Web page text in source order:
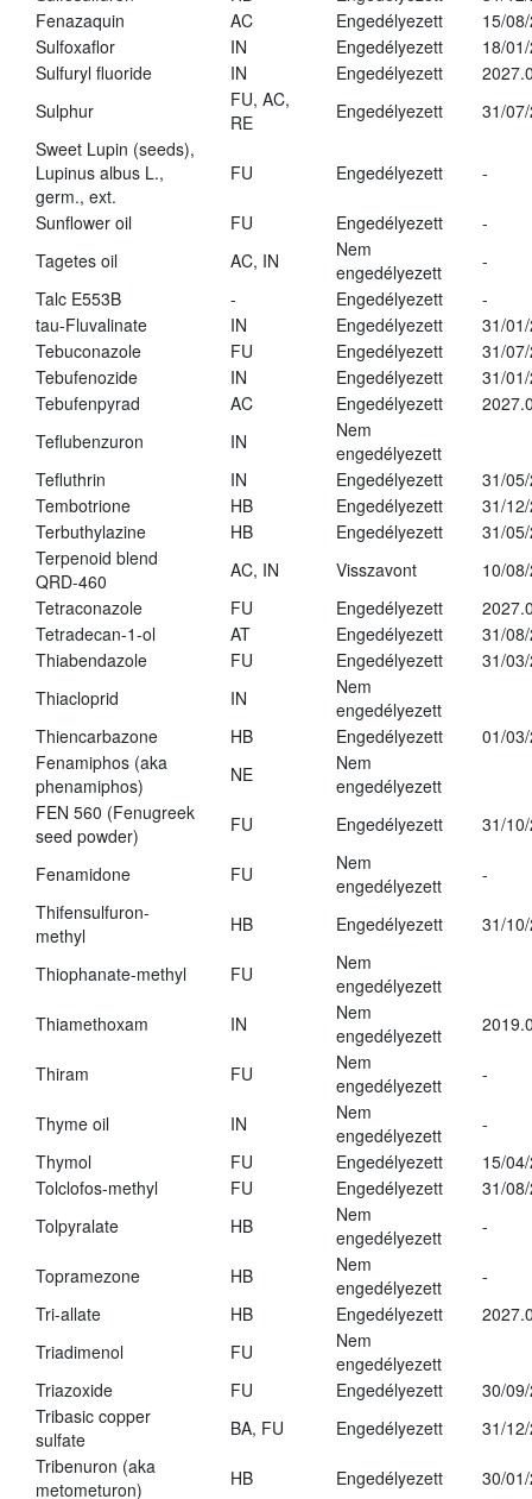
Fenazaquin
AC Engedélyezett
15/
Sulfoxaflor
IN Engedélyezett
18/
Sulfuryl fluoride
IN Engedélyezett
Sulphur
FU, AC,
RE
Engedélyezett
31/
Sweet Lupin (seeds),
Lupinus albus L.,
germ., ext.
FU Engedélyezett -
Sunflower oil FU Engedélyezett
-
Tagetes oil
AC, IN
Nem
engedélyezett
-
Talc E553B
- Engedélyezett
-
tau-Fluvalinate
IN Engedélyezett
31/
Tebuconazole
FU Engedélyezett
31/
Tebufenozide
IN Engedélyezett
31/
Tebufenpyrad
AC Engedélyezett
Teflubenzuron
IN
Nem
engedélyezett
Tefluthrin
IN Engedélyezett
31/
Tembotrione
HB Engedélyezett
31/
Terbuthylazine
HB Engedélyezett
31/
Terpenoid blend
QRD-460
AC, IN Visszavont
10/
Tetraconazole
FU Engedélyezett
Tetradecan-1-ol
AT Engedélyezett
31/
Thiabendazole
FU Engedélyezett
31/
Thiacloprid
IN
Nem
engedélyezett
Thiencarbazone
HB Engedélyezett
01/
Fenamiphos (aka
phenamiphos)
NE
Nem
engedélyezett
FEN 560 (Fenugreek
seed powder)
FU Engedélyezett 31/
Fenamidone FU
Nem
engedélyezett
-
Thifensulfuron-
methyl
HB Engedélyezett 31/
Thiophanate-methyl FU
Nem
engedélyezett
Thiamethoxam
IN
Nem
engedélyezett
Thiram FU
Nem
engedélyezett
-
Thyme oil IN
Nem
engedélyezett
-
Thymol
FU Engedélyezett
15/
Tolclofos-methyl
FU Engedélyezett
31/
Tolpyralate
HB
Nem
engedélyezett
-
Topramezone HB
Nem
engedélyezett
-
Tri-allate
HB Engedélyezett
Triadimenol
FU
Nem
engedélyezett
Triazoxide
FU Engedélyezett
30/
Tribasic copper
sulfate
BA, FU Engedélyezett
31/
Tribenuron (aka
metometuron)
HB Engedélyezett 30/